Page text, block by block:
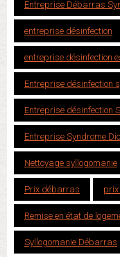
Entreprise Débarras
entreprise désinfection
entreprise désinfection
Entreprise désinfection
Entreprise désinfection
Entreprise Syndrome
Nettoyage syllogomanie
Prix débarras
Remise en état de
Syllogomanie Débarras